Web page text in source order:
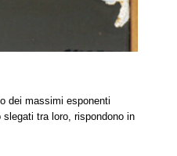
dei massimi esponenti
tra loro, rispondono in